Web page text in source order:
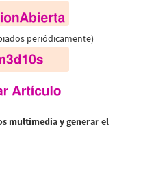
periódicamente)
multimedia y generar el